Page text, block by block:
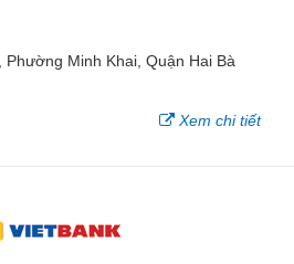
Phường Minh Khai, Quận Hai Bà
Xem chi tiết